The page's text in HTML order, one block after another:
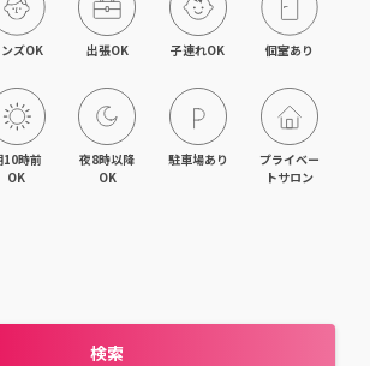
十勝
その他
ズOK 出張OK 子連れOK 個室あり
10時前
OK
夜8時以降
OK
駐車場あり
プライベー
トサロン
検索